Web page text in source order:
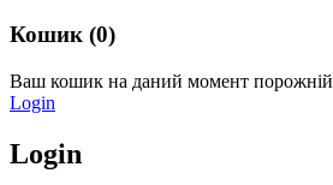
Кошик (0)
Ваш кошик на даний момент порожній
Login
Login